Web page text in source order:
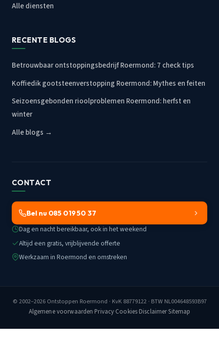
Alle diensten
RECENTE BLOGS
Betrouwbaar ontstoppingsbedrijf Roermond: 7 check tips
Koffiedik gootsteenverstopping Roermond: Mythes en feiten
Seizoensgebonden rioolproblemen Roermond: herfst en
winter
Alle blogs →
CONTACT
Bel nu 085 019 50 37
Dag en nacht bereikbaar, ook in het weekend
Altijd een gratis, vrijblijvende offerte
Werkzaam in Roermond en omstreken
© 2002–2026 Ontstoppen Roermond · KvK 88779122 · BTW NL004648593B97
Algemene voorwaarden·Privacy·Cookies·Disclaimer·Sitemap